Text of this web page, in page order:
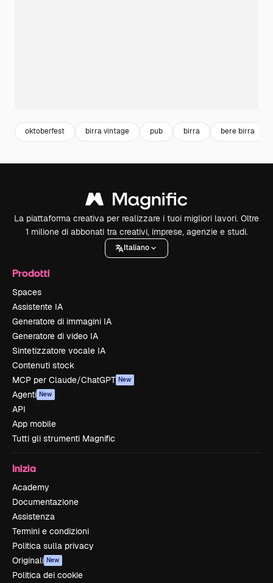
oktoberfest birra vintage pub birra bere birra
La piattaforma creativa per realizzare i tuoi migliori lavori. Oltre
1 milione di abbonati tra creativi, imprese, agenzie e studi.
Italiano
Prodotti
Spaces
Assistente IA
Generatore di immagini IA
Generatore di video IA
Sintetizzatore vocale IA
Contenuti stock
MCP per Claude/ChatGPT New
Agenti New
API
App mobile
Tutti gli strumenti Magnific
Inizia
Academy
Documentazione
Assistenza
Termini e condizioni
Politica sulla privacy
Originali New
Politica dei cookie